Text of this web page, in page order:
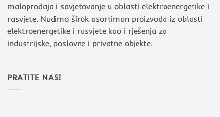
maloprodaja i savjetovanje u oblasti elektroenergetike i
rasvjete. Nudimo širok asortiman proizvoda iz oblasti
elektroenergetike i rasvjete kao i rješenja za
industrijske, poslovne i privatne objekte.
PRATITE NAS!